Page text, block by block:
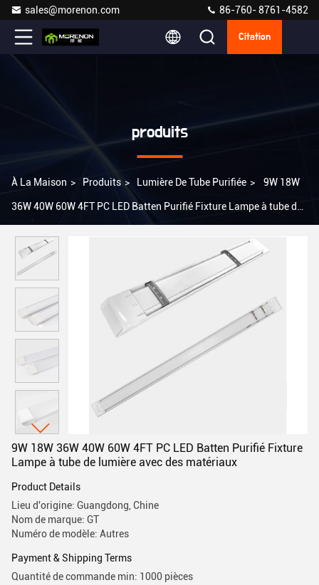
sales@morenon.com 86-760- 8761-4582
Citation
produits
À La Maison > Produits > Lumière De Tube Purifiée > 9W 18W
36W 40W 60W 4FT PC LED Batten Purifié Fixture Lampe à tube de
9W 18W 36W 40W 60W 4FT PC LED Batten Purifié Fixture
Lampe à tube de lumière avec des matériaux
Product Details
Lieu d'origine: Guangdong, Chine
Nom de marque: GT
Numéro de modèle: Autres
Payment & Shipping Terms
Quantité de commande min: 1000 pièces